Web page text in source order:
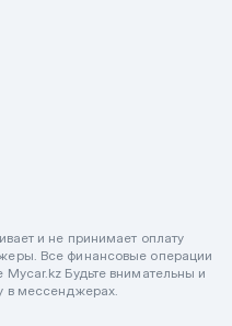
и не принимает оплату
Все финансовые операции
Будьте внимательны и
в мессенджерах.